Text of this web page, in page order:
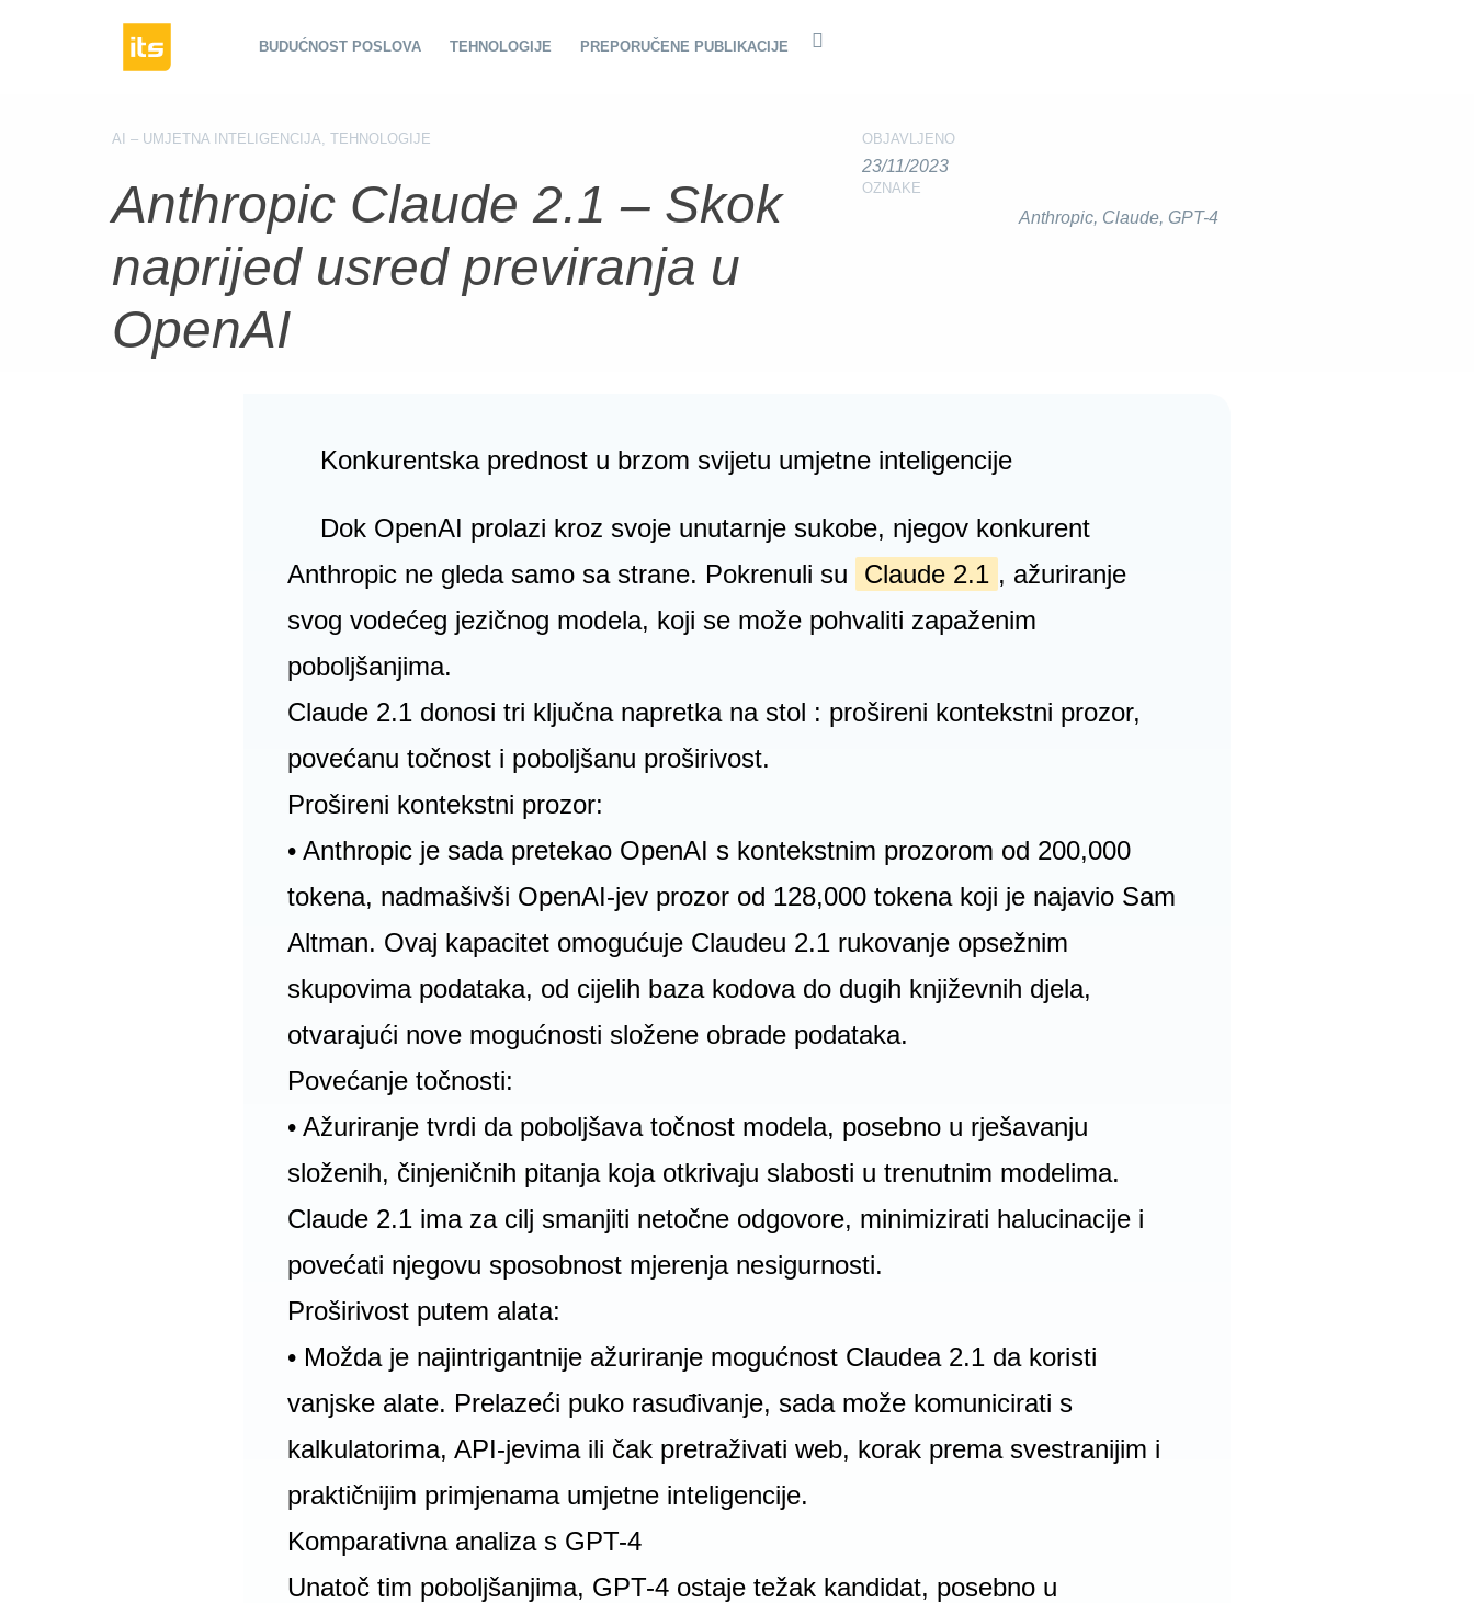
BUDUĆNOST POSLOVA TEHNOLOGIJE PREPORUČENE PUBLIKACIJE
AI – UMJETNA INTELIGENCIJA, TEHNOLOGIJE
Anthropic Claude 2.1 – Skok
naprijed usred previranja u
OpenAI
OBJAVLJENO
23/11/2023
OZNAKE
Anthropic, Claude, GPT-4
Konkurentska prednost u brzom svijetu umjetne inteligencije
Dok OpenAI prolazi kroz svoje unutarnje sukobe, njegov konkurent
Anthropic ne gleda samo sa strane. Pokrenuli su
Claude 2.1 , ažuriranje
svog vodećeg jezičnog modela, koji se može pohvaliti zapaženim
poboljšanjima.
Claude 2.1 donosi tri ključna napretka na stol : prošireni kontekstni prozor,
povećanu točnost i poboljšanu proširivost.
Prošireni kontekstni prozor:
• Anthropic je sada pretekao OpenAI s kontekstnim prozorom od 200,000
tokena, nadmašivši OpenAI-jev prozor od 128,000 tokena koji je najavio Sam
Altman. Ovaj kapacitet omogućuje Claudeu 2.1 rukovanje opsežnim
skupovima podataka, od cijelih baza kodova do dugih književnih djela,
otvarajući nove mogućnosti složene obrade podataka.
Povećanje točnosti:
• Ažuriranje tvrdi da poboljšava točnost modela, posebno u rješavanju
složenih, činjeničnih pitanja koja otkrivaju slabosti u trenutnim modelima.
Claude 2.1 ima za cilj smanjiti netočne odgovore, minimizirati halucinacije i
povećati njegovu sposobnost mjerenja nesigurnosti.
Proširivost putem alata:
• Možda je najintrigantnije ažuriranje mogućnost Claudea 2.1 da koristi
vanjske alate. Prelazeći puko rasuđivanje, sada može komunicirati s
kalkulatorima, API-jevima ili čak pretraživati web, korak prema svestranijim i
praktičnijim primjenama umjetne inteligencije.
Komparativna analiza s GPT-4
Unatoč tim poboljšanjima, GPT-4 ostaje težak kandidat, posebno u